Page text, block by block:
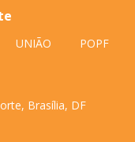
UNIÃO POPF
Brasília, DF